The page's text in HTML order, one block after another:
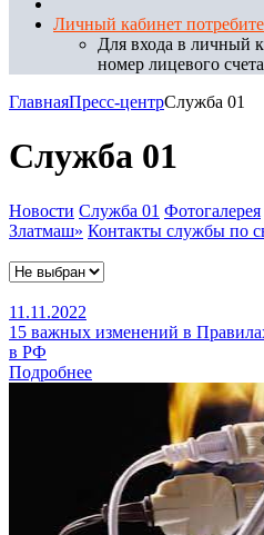
Личный кабинет
Для входа в личный
номер лицевого
ГлавнаяПресс-центрСлужба 01
Служба 01
Новости Служба 01 Фотогалерея
Златмаш» Контакты службы по
11.11.2022
15 важных изменений в
в РФ
Подробнее